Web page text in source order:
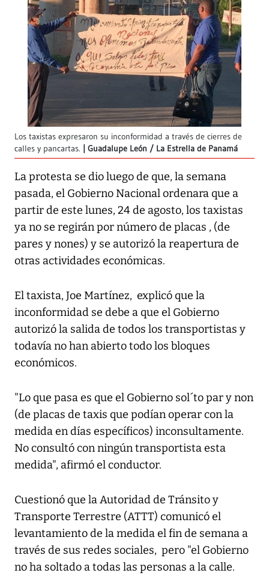
Los taxistas expresaron su inconformidad a través de cierres de
calles y pancartas.
Guadalupe León / La Estrella de Panamá
La protesta se dio luego de que, la semana
pasada, el Gobierno Nacional ordenara que a
partir de este lunes, 24 de agosto, los taxistas
ya no se regirán por número de placas , (de
pares y nones) y se autorizó la reapertura de
otras actividades económicas.
El taxista, Joe Martínez, explicó que la
inconformidad se debe a que el Gobierno
autorizó la salida de todos los transportistas y
todavía no han abierto todo los bloques
económicos.
"Lo que pasa es que el Gobierno sol´to par y non
(de placas de taxis que podían operar con la
medida en días específicos) inconsultamente.
No consultó con ningún transportista esta
medida", afirmó el conductor.
Cuestionó que la Autoridad de Tránsito y
Transporte Terrestre (ATTT) comunicó el
levantamiento de la medida el fin de semana a
través de sus redes sociales, pero "el Gobierno
no ha soltado a todas las personas a la calle.